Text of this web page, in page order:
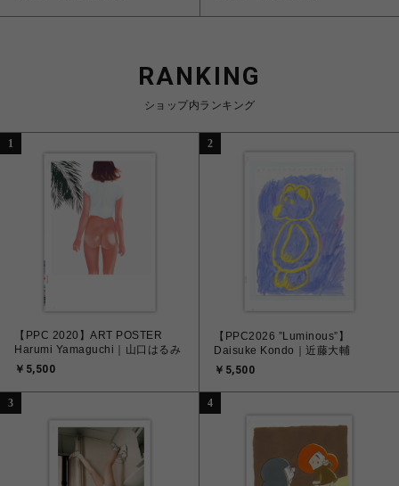
RANKING
ショップ内ランキング
1
【PPC 2020】ART POSTER
Harumi Yamaguchi｜山口はるみ
￥5,500
2
【PPC2026 ”Luminous”】
Daisuke Kondo｜近藤大輔
￥5,500
3 4